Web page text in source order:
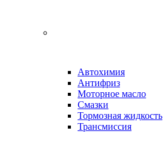
Автохимия
Антифриз
Моторное масло
Смазки
Тормозная жидкость
Трансмиссия